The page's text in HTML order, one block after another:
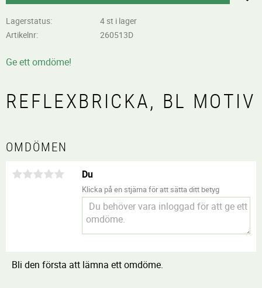
Lagerstatus
4 st i lager
Artikelnr
260513D
Ge ett omdöme!
REFLEXBRICKA, BL MOTIV
OMDÖMEN
Du
Klicka på en stjärna för att sätta ditt betyg
Bli den första att lämna ett omdöme.